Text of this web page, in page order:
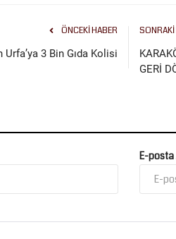
ÖNCEKI HABER
3 Bin Gıda Kolisi
SONRAKI
GERİ
E-
ve Bağlantı Yolu
Haliliye ilçesindeki Açıksu